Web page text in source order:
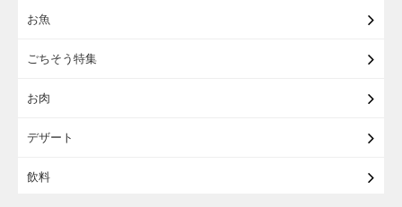
お魚
ごちそう特集
お肉
デザート
飲料